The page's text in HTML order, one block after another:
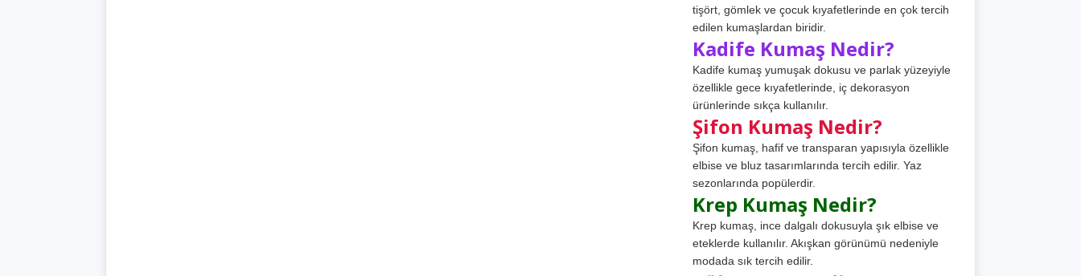
tişört, gömlek ve çocuk kıyafetlerinde en çok tercih
edilen kumaşlardan biridir.
Kadife Kumaş Nedir?
Kadife kumaş yumuşak dokusu ve parlak yüzeyiyle
özellikle gece kıyafetlerinde, iç dekorasyon
ürünlerinde sıkça kullanılır.
Şifon Kumaş Nedir?
Şifon kumaş, hafif ve transparan yapısıyla özellikle
elbise ve bluz tasarımlarında tercih edilir. Yaz
sezonlarında popülerdir.
Krep Kumaş Nedir?
Krep kumaş, ince dalgalı dokusuyla şık elbise ve
eteklerde kullanılır. Akışkan görünümü nedeniyle
modada sık tercih edilir.